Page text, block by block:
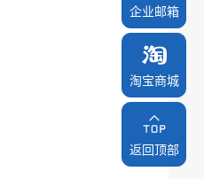
企业邮箱
淘宝商城
淘宝商城
返回顶部
返回顶部